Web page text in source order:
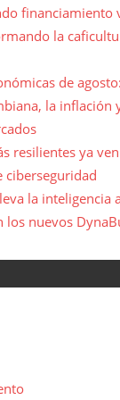
financiamiento
la
de
la inflación
resilientes ya
ciberseguridad
la inteligencia
los nuevos